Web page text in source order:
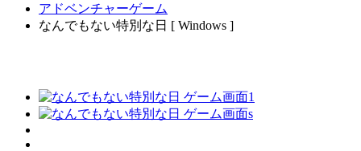
アドベンチャーゲーム
なんでもない特別な日 [ Windows ]